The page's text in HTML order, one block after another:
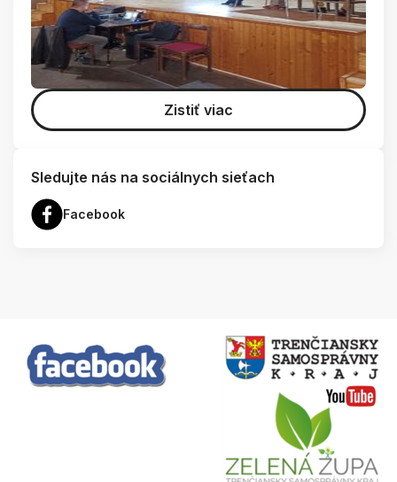
Zistiť viac
Sledujte nás na sociálnych sieťach
Facebook